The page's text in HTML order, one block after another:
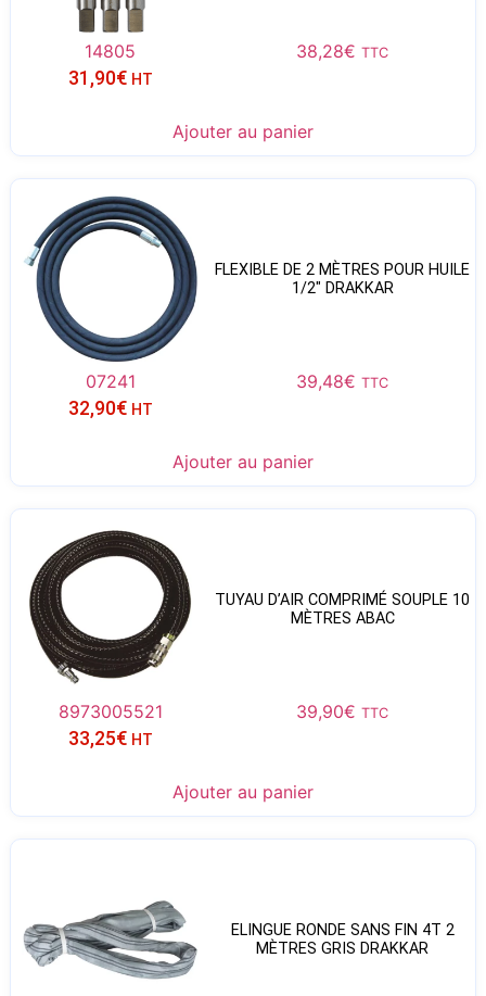
14805 38,28€ TTC
31,90€ HT
Ajouter au panier
FLEXIBLE DE 2 MÈTRES POUR HUILE
1/2″ DRAKKAR
07241 39,48€ TTC
32,90€ HT
Ajouter au panier
TUYAU D’AIR COMPRIMÉ SOUPLE 10
MÈTRES ABAC
8973005521 39,90€ TTC
33,25€ HT
Ajouter au panier
ELINGUE RONDE SANS FIN 4T 2
MÈTRES GRIS DRAKKAR